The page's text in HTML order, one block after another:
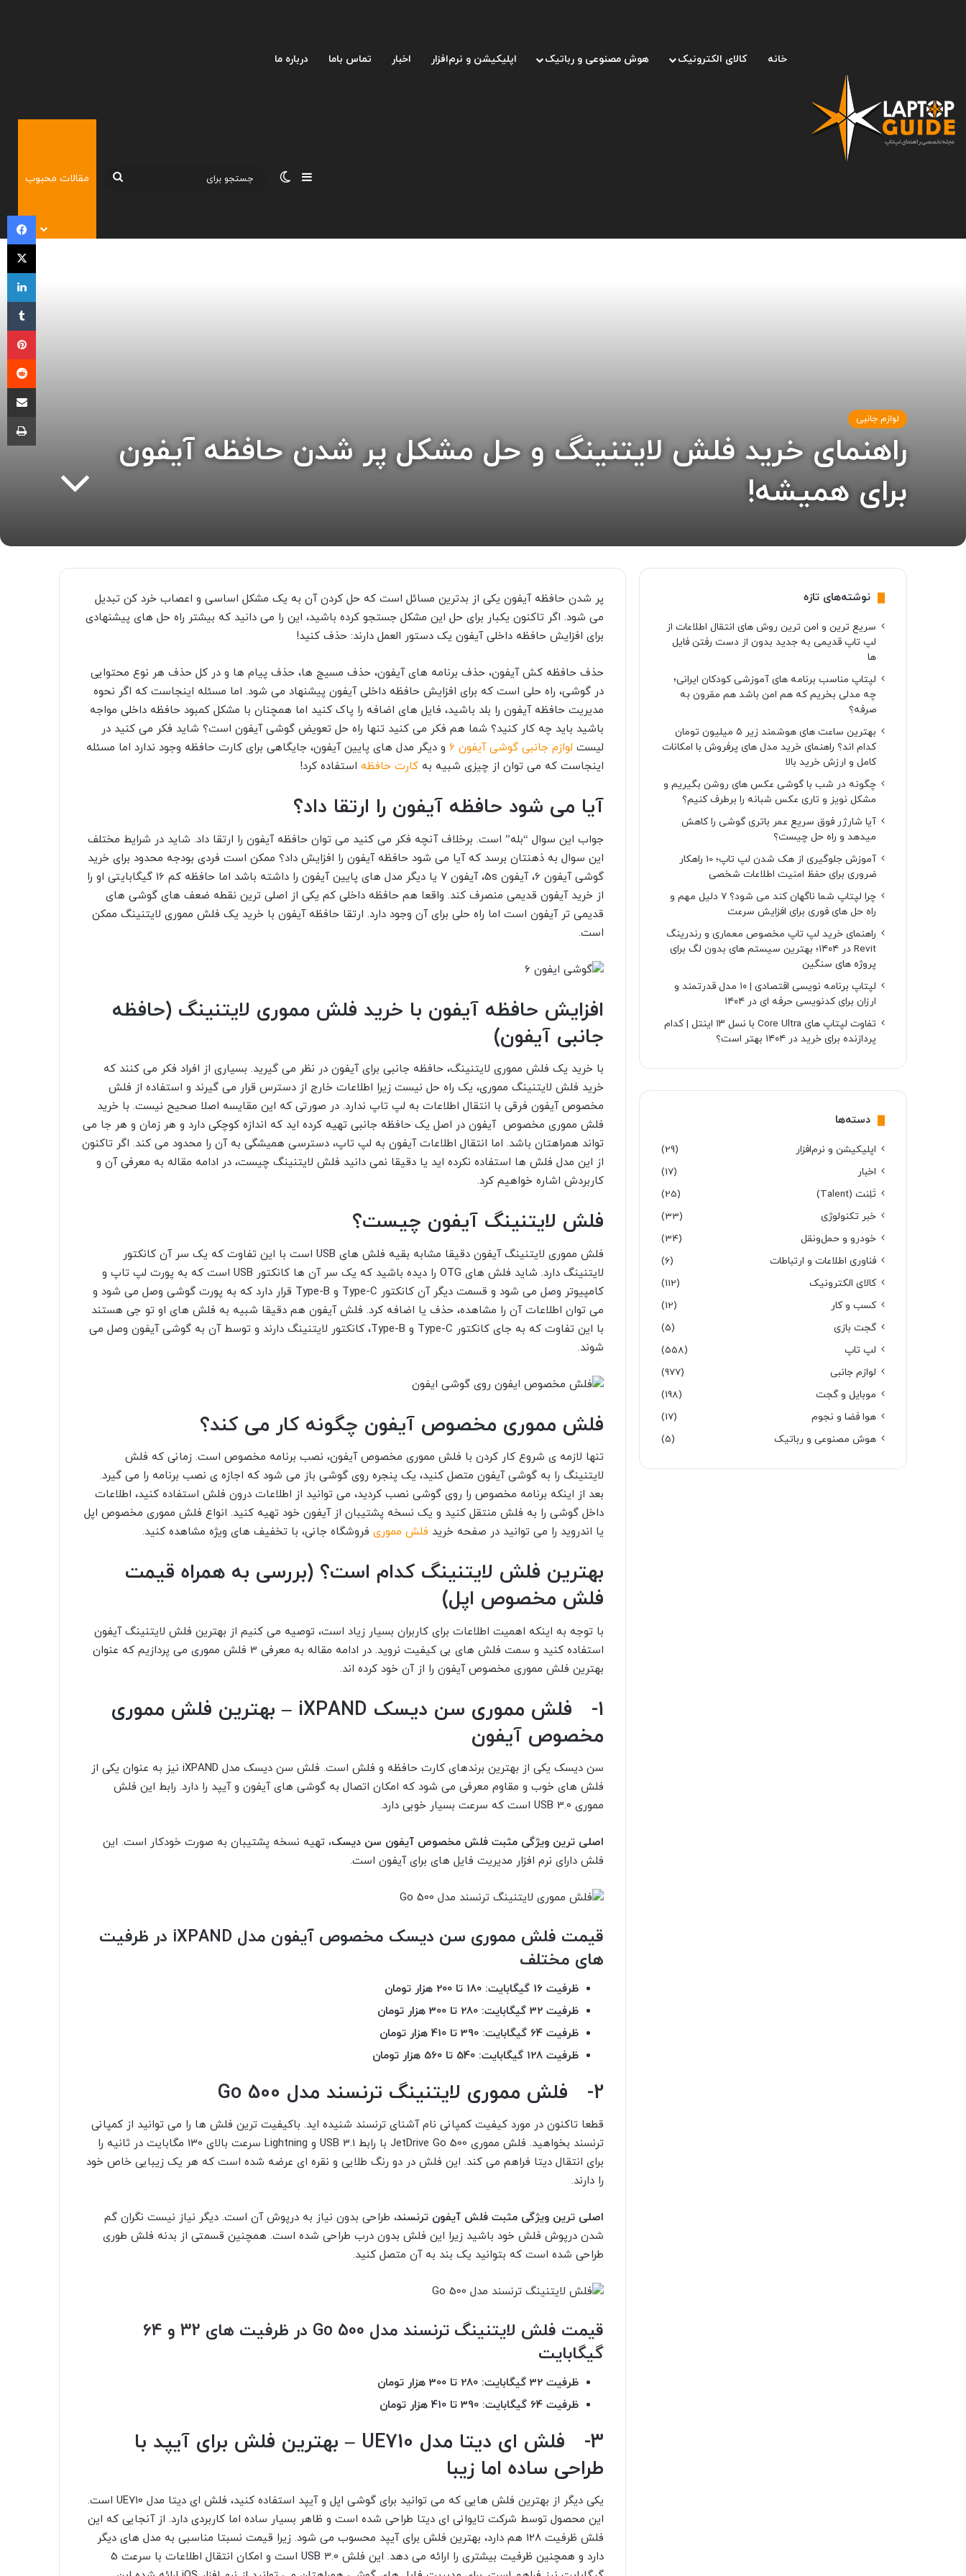
خانه کالای الکترونیک هوش مصنوعی و رباتیک اپلیکیشن و نرم‌افزار اخبار تماس باما درباره ما
نوارکناریتغییر پوسته
جستجومقالات محبوب
صفحه اصلی
لوازم جانبی
راهنمای خرید فلش لایتنینگ و حل مشکل پر شدن حافظه آیفون
برای همیشه!
پر شدن حافظه آیفون یکی از بدترین مسائل است که حل کردن آن به یک مشکل اساسی و اعصاب خرد کن تبدیل
می شود. اگر تاکنون یکبار برای حل این مشکل جستجو کرده باشید، این را می دانید که بیشتر راه حل های پیشنهادی
برای افزایش حافظه داخلی آیفون یک دستور العمل دارند: حذف کنید!
حذف حافظه کش آیفون، حذف برنامه های آیفون، حذف مسیج ها، حذف پیام ها و در کل حذف هر نوع محتوایی
در گوشی، راه حلی است که برای افزایش حافظه داخلی آیفون پیشنهاد می شود. اما مسئله اینجاست که اگر نحوه
مدیریت حافظه آیفون را بلد باشید، فایل های اضافه را پاک کنید اما همچنان با مشکل کمبود حافظه داخلی مواجه
باشید باید چه کار کنید؟ شما هم فکر می کنید تنها راه حل تعویض گوشی آیفون است؟ شاید فکر می کنید در
لیست لوازم جانبی گوشی آیفون 6
و دیگر مدل های پایین آیفون، جایگاهی برای کارت حافظه وجود ندارد اما مسئله
اینجاست که می توان از چیزی شبیه بهکارت حافظه استفاده کرد!
آیا می شود حافظه آیفون را ارتقا داد؟
جواب این سوال “بله” است. برخلاف آنچه فکر می کنید می توان حافظه آیفون را ارتقا داد. شاید در شرایط مختلف
این سوال به ذهنتان برسد که آیا می شود حافظه آیفون را افزایش داد؟ ممکن است فردی بودجه محدود برای خرید
گوشی آیفون 6، آیفون 5s، آیفون 7 یا دیگر مدل های پایین آیفون را داشته باشد اما حافظه کم 16 گیگابایتی او را
از خرید آیفون قدیمی منصرف کند. واقعا هم حافظه داخلی کم یکی از اصلی ترین نقطه ضعف های گوشی های
قدیمی تر آیفون است اما راه حلی برای آن وجود دارد. ارتقا حافظه آیفون با خرید یک فلش مموری لایتنینگ ممکن
است.
افزایش حافظه آیفون با خرید فلش مموری لایتنینگ (حافظه
جانبی آیفون)
با خرید یک فلش مموری لایتنینگ، حافظه جانبی برای آیفون در نظر می گیرید. بسیاری از افراد فکر می کنند که
خرید فلش لایتنینگ مموری، یک راه حل نیست زیرا اطلاعات خارج از دسترس قرار می گیرند و استفاده از فلش
مخصوص آیفون فرقی با انتقال اطلاعات به لپ تاپ ندارد. در صورتی که این مقایسه اصلا صحیح نیست. با خرید
فلش مموری مخصوص آیفون در اصل یک حافظه جانبی تهیه کرده اید که اندازه کوچکی دارد و هر زمان و هر جا می
تواند همراهتان باشد. اما انتقال اطلاعات آیفون به لپ تاپ، دسترسی همیشگی به آن را محدود می کند. اگر تاکنون
از این مدل فلش ها استفاده نکرده اید یا دقیقا نمی دانید فلش لایتنینگ چیست، در ادامه مقاله به معرفی آن و
کاربردش اشاره خواهیم کرد.
فلش لایتنینگ آیفون چیست؟
فلش مموری لایتنینگ آیفون دقیقا مشابه بقیه فلش های USB است با این تفاوت که یک سر آن کانکتور
لایتنینگ دارد. شاید فلش های OTG را دیده باشید که یک سر آن ها کانکتور USB است که به پورت لپ تاپ و
کامپیوتر وصل می شود و قسمت دیگر آن کانکتور Type-C و Type-B قرار دارد که به پورت گوشی وصل می شود و
می توان اطلاعات آن را مشاهده، حذف یا اضافه کرد. فلش آیفون هم دقیقا شبیه به فلش های او تو جی هستند
با این تفاوت که به جای کانکتور Type-C و Type-B، کانکتور لایتنینگ دارند و توسط آن به گوشی آیفون وصل می
شوند.
فلش مموری مخصوص آیفون چگونه کار می کند؟
تنها لازمه ی شروع کار کردن با فلش مموری مخصوص آیفون، نصب برنامه مخصوص است. زمانی که فلش
لایتنینگ را به گوشی آیفون متصل کنید، یک پنجره روی گوشی باز می شود که اجازه ی نصب برنامه را می گیرد.
بعد از اینکه برنامه مخصوص را روی گوشی نصب کردید، می توانید از اطلاعات درون فلش استفاده کنید، اطلاعات
داخل گوشی را به فلش منتقل کنید و یک نسخه پشتیبان از آیفون خود تهیه کنید. انواع فلش مموری مخصوص اپل
یا اندروید را می توانید در صفحه خرید فلش مموری فروشگاه جانی، با تخفیف های ویژه مشاهده کنید.
بهترین فلش لایتنینگ کدام است؟ (بررسی به همراه قیمت
فلش مخصوص اپل)
با توجه به اینکه اهمیت اطلاعات برای کاربران بسیار زیاد است، توصیه می کنیم از بهترین فلش لایتنینگ آیفون
استفاده کنید و سمت فلش های بی کیفیت نروید. در ادامه مقاله به معرفی 3 فلش مموری می پردازیم که عنوان
بهترین فلش مموری مخصوص آیفون را از آن خود کرده اند.
1- فلش مموری سن دیسک iXPAND – بهترین فلش مموری
مخصوص آیفون
سن دیسک یکی از بهترین برندهای کارت حافظه و فلش است. فلش سن دیسک مدل iXPAND نیز به عنوان یکی از
فلش های خوب و مقاوم معرفی می شود که امکان اتصال به گوشی های آیفون و آیپد را دارد. رابط این فلش
مموری USB 3.0 است که سرعت بسیار خوبی دارد.
اصلی ترین ویژگی مثبت فلش مخصوص آیفون سن دیسک، تهیه نسخه پشتیبان به صورت خودکار است. این
فلش دارای نرم افزار مدیریت فایل های برای آیفون است.
قیمت فلش مموری سن دیسک مخصوص آیفون مدل iXPAND در ظرفیت
های مختلف
ظرفیت 16 گیگابایت: 180 تا 200 هزار تومان
ظرفیت 32 گیگابایت: 280 تا 300 هزار تومان
ظرفیت 64 گیگابایت: 390 تا 410 هزار تومان
ظرفیت 128 گیگابایت: 540 تا 560 هزار تومان
2- فلش مموری لایتنینگ ترنسند مدل Go 500
قطعا تاکنون در مورد کیفیت کمپانی نام آشنای ترنسند شنیده اید. باکیفیت ترین فلش ها را می توانید از کمپانی
ترنسند بخواهید. فلش مموری JetDrive Go 500 با رابط USB 3.1 و Lightning سرعت بالای 130 مگابایت در ثانیه را
برای انتقال دیتا فراهم می کند. این فلش در دو رنگ طلایی و نقره ای عرضه شده است که هر یک زیبایی خاص خود
را دارند.
اصلی ترین ویژگی مثبت فلش آیفون ترنسند، طراحی بدون نیاز به درپوش آن است. دیگر نیاز نیست نگران گم
شدن درپوش فلش خود باشید زیرا این فلش بدون درب طراحی شده است. همچنین قسمتی از بدنه فلش طوری
طراحی شده است که بتوانید یک بند به آن متصل کنید.
قیمت فلش لایتنینگ ترنسند مدل Go 500 در ظرفیت های 32 و 64
گیگابایت
ظرفیت 32 گیگابایت: 280 تا 300 هزار تومان
ظرفیت 64 گیگابایت: 390 تا 410 هزار تومان
3- فلش ای دیتا مدل UE710 – بهترین فلش برای آیپد با
طراحی ساده اما زیبا
یکی دیگر از بهترین فلش هایی که می توانید برای گوشی اپل و آیپد استفاده کنید، فلش ای دیتا مدل UE710 است.
این محصول توسط شرکت تایوانی ای دیتا طراحی شده است و ظاهر بسیار ساده اما کاربردی دارد. از آنجایی که این
فلش ظرفیت 128 هم دارد، بهترین فلش برای آیپد محسوب می شود. زیرا قیمت نسبتا مناسبی به مدل های دیگر
دارد و همچنین ظرفیت بیشتری را ارائه می دهد. این فلش USB 3.0 است و امکان انتقال اطلاعات با سرعت 5
نوشته‌های تازه
سریع ترین و امن ترین روش های انتقال اطلاعات از
لپ تاپ قدیمی به جدید بدون از دست رفتن فایل
ها
لپتاپ مناسب برنامه های آموزشی کودکان ایرانی؛
چه مدلی بخریم که هم امن باشد هم مقرون به
صرفه؟
بهترین ساعت های هوشمند زیر ۵ میلیون تومان
کدام اند؟ راهنمای خرید مدل های پرفروش با امکانات
کامل و ارزش خرید بالا
چگونه در شب با گوشی عکس های روشن بگیریم و
مشکل نویز و تاری عکس شبانه را برطرف کنیم؟
آیا شارژر فوق سریع عمر باتری گوشی را کاهش
میدهد و راه حل چیست؟
آموزش جلوگیری از هک شدن لپ تاپ؛ 10 راهکار
ضروری برای حفظ امنیت اطلاعات شخصی
چرا لپتاپ شما ناگهان کند می شود؟ ۷ دلیل مهم و
راه حل های فوری برای افزایش سرعت
راهنمای خرید لپ تاپ مخصوص معماری و رندرینگ
Revit در ۱۴۰۴؛ بهترین سیستم های بدون لگ برای
پروژه های سنگین
لپتاپ برنامه نویسی اقتصادی | ۱۰ مدل قدرتمند و
ارزان برای کدنویسی حرفه ای در ۱۴۰۴
تفاوت لپتاپ های Core Ultra با نسل ۱۳ اینتل | کدام
پردازنده برای خرید در ۱۴۰۴ بهتر است؟
دسته‌ها
اپلیکیشن و نرم‌افزار
(29)
اخبار
(17)
تَلِنت (Talent)
(25)
خبر تکنولوژی
(33)
خودرو و حمل‌و‌نقل
(34)
فناوری اطلاعات و ارتباطات
(6)
کالای الکترونیک
(112)
کسب و کار
(12)
گجت بازی
(5)
لپ تاپ
(558)
لوازم جانبی
(977)
موبایل و گجت
(198)
هوا فضا و نجوم
(17)
هوش مصنوعی و رباتیک
(5)